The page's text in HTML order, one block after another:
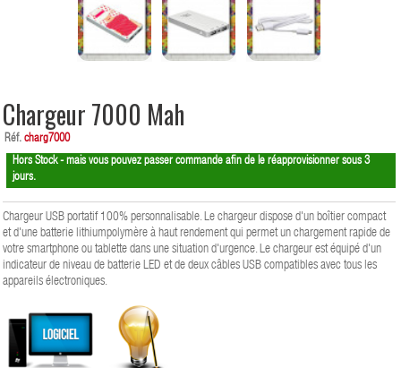
Chargeur 7000 Mah
Réf. charg7000
Hors Stock - mais vous pouvez passer commande afin de le réapprovisionner sous 3
jours.
Chargeur USB portatif 100% personnalisable. Le chargeur dispose d'un boîtier compact
et d'une batterie lithium­polymère à haut rendement qui permet un chargement rapide de
votre smartphone ou tablette dans une situation d'urgence. Le chargeur est équipé d'un
indicateur de niveau de batterie LED et de deux câbles USB compatibles avec tous les
appareils électroniques.